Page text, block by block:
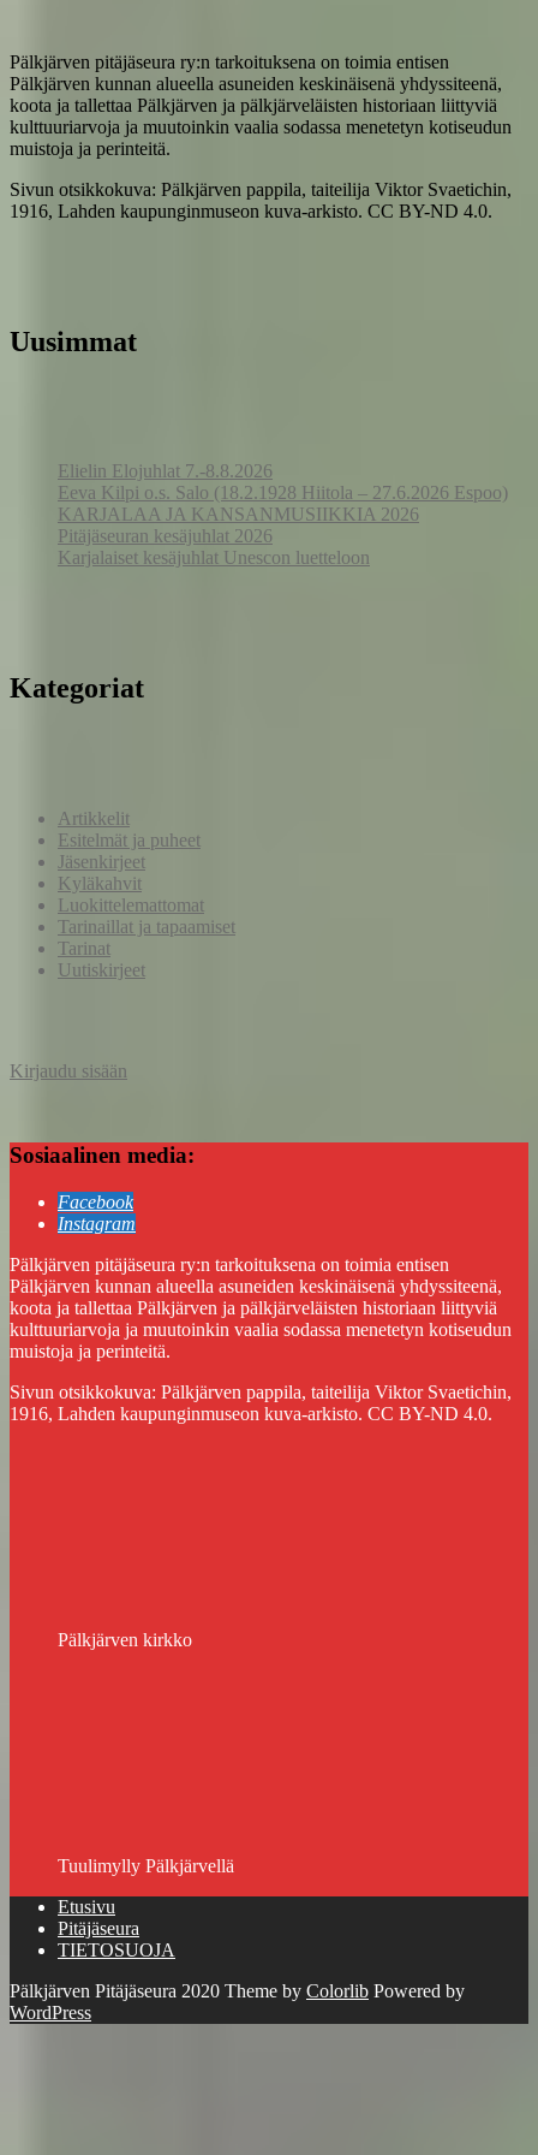
Pälkjärven pitäjäseura ry:n tarkoituksena on toimia entisen
Pälkjärven kunnan alueella asuneiden keskinäisenä yhdyssiteenä,
koota ja tallettaa Pälkjärven ja pälkjärveläisten historiaan liittyviä
kulttuuriarvoja ja muutoinkin vaalia sodassa menetetyn kotiseudun
muistoja ja perinteitä.
Sivun otsikkokuva: Pälkjärven pappila, taiteilija Viktor Svaetichin,
1916, Lahden kaupunginmuseon kuva-arkisto. CC BY-ND 4.0.
Uusimmat
Elielin Elojuhlat 7.-8.8.2026
Eeva Kilpi o.s. Salo (18.2.1928 Hiitola – 27.6.2026 Espoo)
KARJALAA JA KANSANMUSIIKKIA 2026
Pitäjäseuran kesäjuhlat 2026
Karjalaiset kesäjuhlat Unescon luetteloon
Kategoriat
Artikkelit
Esitelmät ja puheet
Jäsenkirjeet
Kyläkahvit
Luokittelemattomat
Tarinaillat ja tapaamiset
Tarinat
Uutiskirjeet
Kirjaudu sisään
Sosiaalinen media:
Facebook
Instagram
Pälkjärven pitäjäseura ry:n tarkoituksena on toimia entisen
Pälkjärven kunnan alueella asuneiden keskinäisenä yhdyssiteenä,
koota ja tallettaa Pälkjärven ja pälkjärveläisten historiaan liittyviä
kulttuuriarvoja ja muutoinkin vaalia sodassa menetetyn kotiseudun
muistoja ja perinteitä.
Sivun otsikkokuva: Pälkjärven pappila, taiteilija Viktor Svaetichin,
1916, Lahden kaupunginmuseon kuva-arkisto. CC BY-ND 4.0.
Pälkjärven kirkko
Tuulimylly Pälkjärvellä
Etusivu
Pitäjäseura
TIETOSUOJA
Pälkjärven Pitäjäseura 2020 Theme by Colorlib Powered by
WordPress